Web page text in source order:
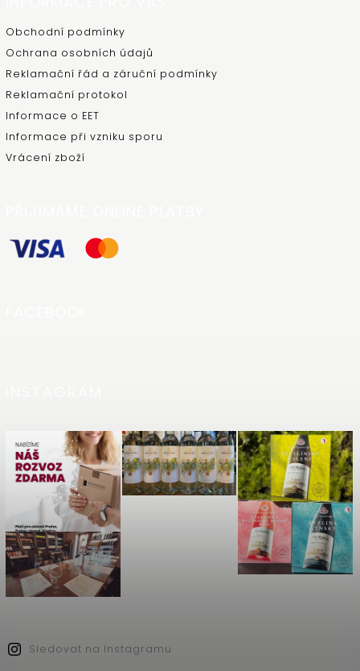
Obchodní podmínky
Ochrana osobních údajů
Reklamační řád a záruční podmínky
Reklamační protokol
Informace o EET
Informace při vzniku sporu
Vrácení zboží
Sledovat na Instagramu